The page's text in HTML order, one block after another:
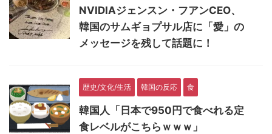
NVIDIAジェンスン・フアンCEO、
韓国のサムギョプサル店に「愛」の
メッセージを残して話題に！
歴史/文化/生活 韓国の反応 食
韓国人「日本で950円で食べれる定
食レベルがこちらｗｗｗ」